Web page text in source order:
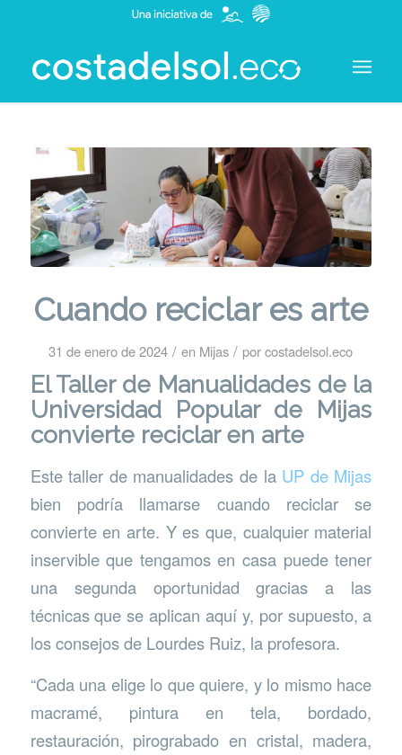
Cuando reciclar es arte
31 de enero de 2024 / en Mijas / porcostadelsol.eco
El Taller de Manualidades de la
Universidad Popular de Mijas
convierte reciclar en arte
Este taller de manualidades de la UP de Mijas
bien podría llamarse cuando reciclar se
convierte en arte. Y es que, cualquier material
inservible que tengamos en casa puede tener
una segunda oportunidad gracias a las
técnicas que se aplican aquí y, por supuesto, a
los consejos de Lourdes Ruiz, la profesora.
“Cada una elige lo que quiere, y lo mismo hace
macramé, pintura en tela, bordado,
restauración, pirograbado en cristal, madera,